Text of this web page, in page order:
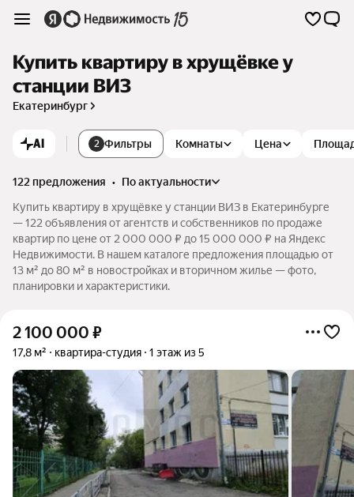
Купить квартиру в хрущёвке у
станции ВИЗ
Екатеринбург
AI 2 Фильтры Комнаты Цена
122 предложения •
по актуальности
Купить квартиру в хрущёвке у станции ВИЗ в Екатеринбурге
— 122 объявления от агентств и собственников по продаже
квартир по цене от 2 000 000 ₽ до 15 000 000 ₽ на Яндекс
Недвижимости. В нашем каталоге предложения площадью от
13 м² до 80 м² в новостройках и вторичном жилье — фото,
планировки и характеристики.
2 100 000 ₽
17,8 м² квартира-студия 1 этаж из 5